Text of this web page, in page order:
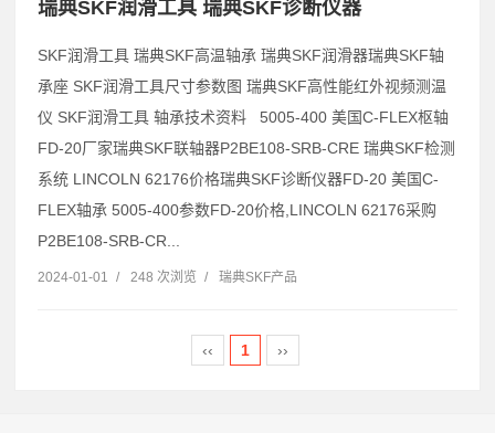
瑞典SKF润滑工具 瑞典SKF诊断仪器
SKF润滑工具 瑞典SKF高温轴承 瑞典SKF润滑器瑞典SKF轴
承座 SKF润滑工具尺寸参数图 瑞典SKF高性能红外视频测温
仪 SKF润滑工具 轴承技术资料 5005-400 美国C-FLEX枢轴
FD-20厂家瑞典SKF联轴器P2BE108-SRB-CRE 瑞典SKF检测
系统 LINCOLN 62176价格瑞典SKF诊断仪器FD-20 美国C-
FLEX轴承 5005-400参数FD-20价格,LINCOLN 62176采购
P2BE108-SRB-CR...
2024-01-01 / 248 次浏览 / 瑞典SKF产品
‹‹ 1 ››